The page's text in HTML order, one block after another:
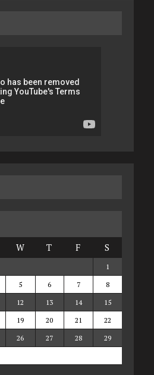
W T F S
1
5 6 7
8
12 13 14
15
19 20 21
22
26 27 28
29